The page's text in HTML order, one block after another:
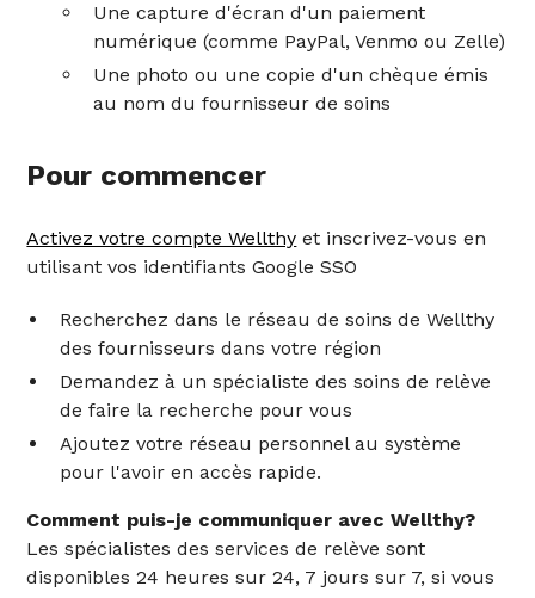
Une capture d'écran d'un paiement
numérique (comme PayPal, Venmo ou Zelle)
Une photo ou une copie d'un chèque émis
au nom du fournisseur de soins
Pour commencer
Activez votre compte Wellthy et inscrivez-vous en
utilisant vos identifiants Google SSO
Recherchez dans le réseau de soins de Wellthy
des fournisseurs dans votre région
Demandez à un spécialiste des soins de relève
de faire la recherche pour vous
Ajoutez votre réseau personnel au système
pour l'avoir en accès rapide.
Comment puis-je communiquer avec Wellthy?
Les spécialistes des services de relève sont
disponibles 24 heures sur 24, 7 jours sur 7, si vous